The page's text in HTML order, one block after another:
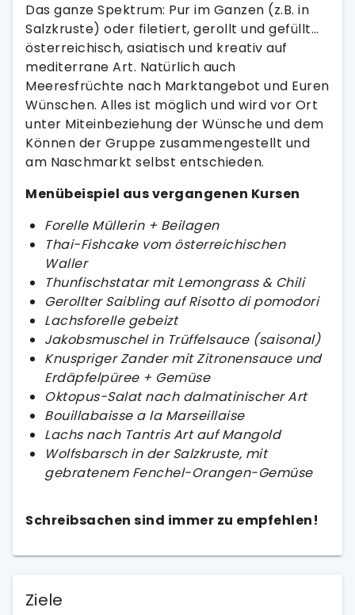
Das ganze Spektrum: Pur im Ganzen (z.B. in
Salzkruste) oder filetiert, gerollt und gefüllt…
österreichisch, asiatisch und kreativ auf
mediterrane Art. Natürlich auch
Meeresfrüchte nach Marktangebot und Euren
Wünschen. Alles ist möglich und wird vor Ort
unter Miteinbeziehung der Wünsche und dem
Können der Gruppe zusammengestellt und
am Naschmarkt selbst entschieden.
Menübeispiel aus vergangenen Kursen
Forelle Müllerin + Beilagen
Thai-Fishcake vom österreichischen
Waller
Thunfischstatar mit Lemongrass & Chili
Gerollter Saibling auf Risotto di pomodori
Lachsforelle gebeizt
Jakobsmuschel in Trüffelsauce (saisonal)
Knuspriger Zander mit Zitronensauce und
Erdäpfelpüree + Gemüse
Oktopus-Salat nach dalmatinischer Art
Bouillabaisse a la Marseillaise
Lachs nach Tantris Art auf Mangold
Wolfsbarsch in der Salzkruste, mit
gebratenem Fenchel-Orangen-Gemüse
Schreibsachen sind immer zu empfehlen!
Ziele